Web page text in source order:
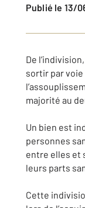
Publié le 13/
De
sortir par
majorité au
Un bien est
personnes
entre elles et
leurs parts
Cette